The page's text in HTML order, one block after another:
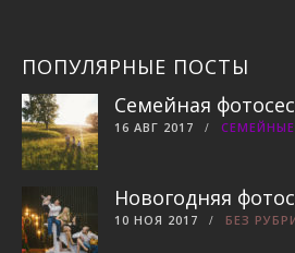
ПОПУЛЯРНЫЕ ПОСТЫ
Семейная
16 АВГ 2017
Новогодняя
10 НОЯ 2017 БЕЗ